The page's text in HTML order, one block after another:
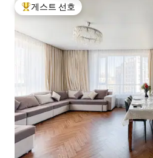
상위 게스트 선호
게스트 선호